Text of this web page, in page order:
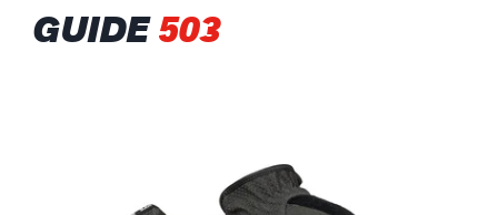
GUIDE503